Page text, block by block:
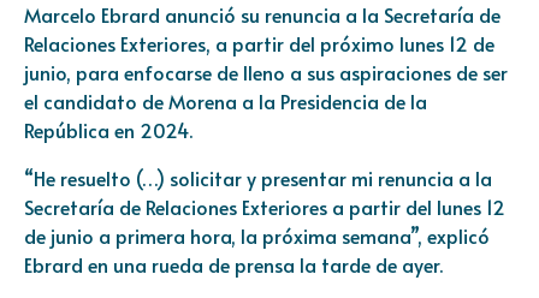
Marcelo Ebrard anunció su renuncia a la Secretaría de
Relaciones Exteriores, a partir del próximo lunes 12 de
junio, para enfocarse de lleno a sus aspiraciones de ser
el candidato de Morena a la Presidencia de la
República en 2024.
“He resuelto (…) solicitar y presentar mi renuncia a la
Secretaría de Relaciones Exteriores a partir del lunes 12
de junio a primera hora, la próxima semana”, explicó
Ebrard en una rueda de prensa la tarde de ayer.